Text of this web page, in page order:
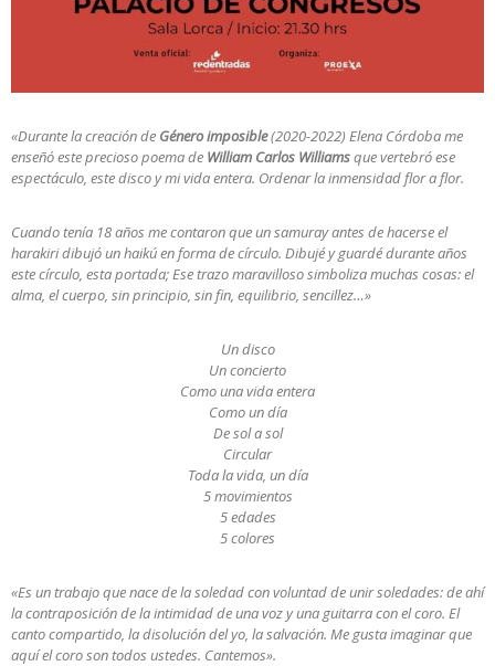
«Durante la creación de Género imposible(2020-2022) Elena Córdoba me
enseñó este precioso poema de William Carlos Williamsque vertebró ese
espectáculo, este disco y mi vida entera. Ordenar la inmensidad flor a flor.
Cuando tenía 18 años me contaron que un samuray antes de hacerse el
harakiri dibujó un haikú en forma de círculo. Dibujé y guardé durante años
este círculo, esta portada; Ese trazo maravilloso simboliza muchas cosas: el
alma, el cuerpo, sin principio, sin fin, equilibrio, sencillez…»
Un disco
Un concierto
Como una vida entera
Como un día
De sol a sol
Circular
Toda la vida, un día
5 movimientos
5 edades
5 colores
«Es un trabajo que nace de la soledad con voluntad de unir soledades: de ahí
la contraposición de la intimidad de una voz y una guitarra con el coro. El
canto compartido, la disolución del yo, la salvación. Me gusta imaginar que
aquí el coro son todos ustedes. Cantemos».